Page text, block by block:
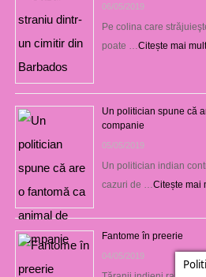
06/05/2019
Pe colina care
poate … Citește mai
Un politician spune că
companie
05/05/2019
Un politician indian
cazuri de … Citește mai
Fantome în preerie
04/05/2019